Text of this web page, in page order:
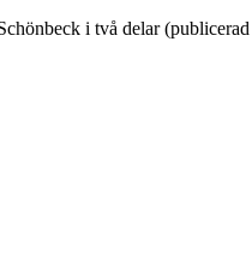
i två delar